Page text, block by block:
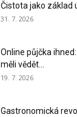
Čistota jako základ
31. 7. 2026
Online půjčka
měli vědět...
19. 7. 2026
Gastronomická